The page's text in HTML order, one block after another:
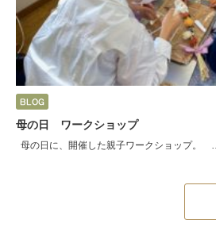
母の日 ワークショップ
母の日に、開催した親子ワークショップ。 …